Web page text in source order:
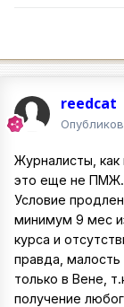
reedcat
Журналисты, как
это еще не ПМЖ.
Условие
минимум 9 мес
курса и
правда,
только в Вене,
получение